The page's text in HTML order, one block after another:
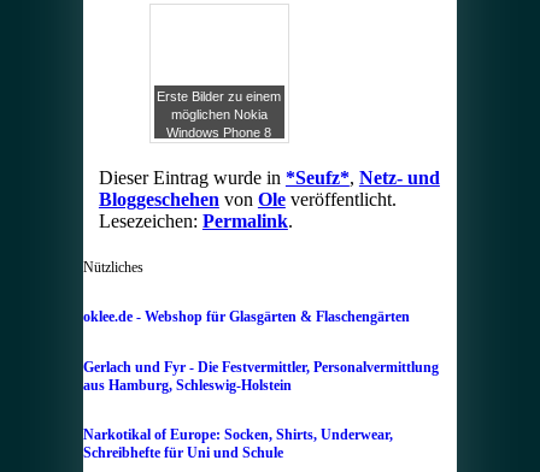
Amazon Glacier, 1
Erste Bilder zu einem
möglichen Nokia
Windows Phone 8
aufgetaucht
Dieser Eintrag wurde in *Seufz*, Netz- und
Bloggeschehen von Oleveröffentlicht.
Lesezeichen: Permalink.
Nützliches
oklee.de - Webshop für Glasgärten & Flaschengärten
Gerlach und Fyr - Die Festvermittler, Personalvermittlung
aus Hamburg, Schleswig-Holstein
Narkotikal of Europe: Socken, Shirts, Underwear,
Schreibhefte für Uni und Schule